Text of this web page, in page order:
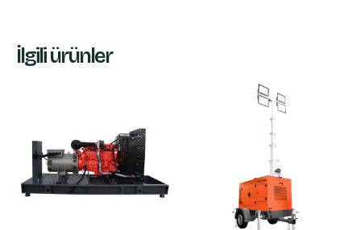
İlgili ürünler